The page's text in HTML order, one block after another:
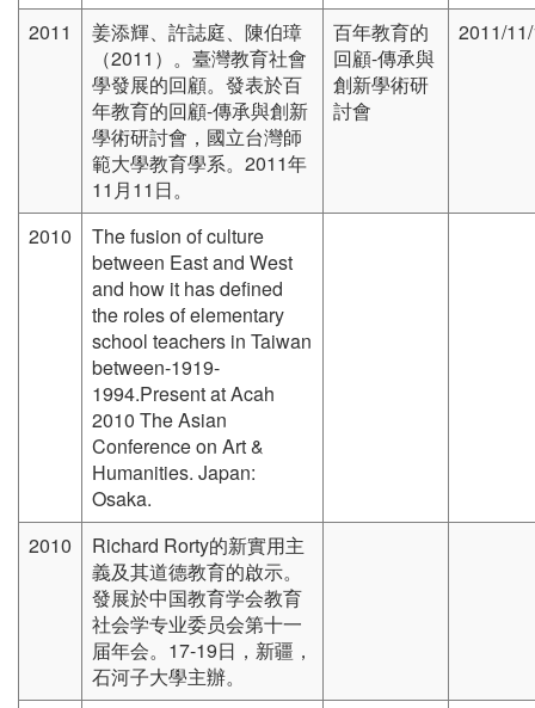
2011
姜添輝、許誌庭、陳伯璋
（2011）。臺灣教育社會
學發展的回顧。發表於百
年教育的回顧-傳承與創新
學術研討會，國立台灣師
範大學教育學系。2011年
11月11日。
百年教育的
回顧-傳承與
創新學術研
討會
2011/
2010
The fusion of culture
between East and West
and how it has defined
the roles of elementary
school teachers in Taiwan
between-1919-
1994.Present at Acah
2010 The Asian
Conference on Art &
Humanities. Japan:
Osaka.
2010
Richard Rorty的新實用主
義及其道德教育的啟示。
發展於中国教育学会教育
社会学专业委员会第十一
届年会。17-19日，新疆，
石河子大學主辦。